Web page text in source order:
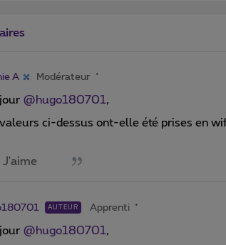
A Modérateur
@hugo180701,
valeurs ci-dessus ont-elle été prises en
J'aime
AUTEUR Apprenti
@hugo180701,